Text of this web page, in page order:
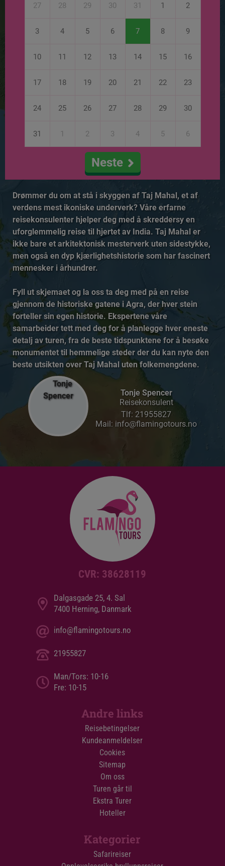
27 28 29 30 31 1 2
3 4 5 6 7 8 9
10 11 12 13 14 15 16
17 18 19 20 21 22 23
24 25 26 27 28 29 30
31 1 2 3 4 5 6
Neste
Drømmer du om at stå i skyggen af Taj Mahal, et af
verdens mest ikoniske underverk? Våre erfarne
reisekonsulenter hjelper deg med å skreddersy en
uforglemmelig reise til hjertet av India. Taj Mahal er
ikke bare et arkitektonisk mesterverk uten sidestykke,
men også en dyp kjærlighetshistorie som har fascinert
mennesker i århundrer.
Fyll ut skjemaet og la oss ta deg med på en reise
gjennom de historiske gatene i Agra, der hver stein
forteller sin egen historie. Ekspertene våre
samarbeider tett med deg for å planlegge hver eneste
detalj av turen, fra de beste tidspunktene for å besøke
monumentet til hemmelige steder der du kan nyte den
beste utsikten over Taj Mahal uten folkemengdene.
Tonje Spencer
Reisekonsulent
Tlf: 21955827
Mail: info@flamingotours.no
CVR: 38628119
Dalgasgade 25, 4. Sal
7400 Herning, Danmark
info@flamingotours.no
21955827
Man/Tors: 10-16
Fre: 10-15
Andre links
Reisebetingelser
Kundeanmeldelser
Cookies
Sitemap
Om oss
Turen går til
Ekstra Turer
Hoteller
Kategorier
Safarireiser